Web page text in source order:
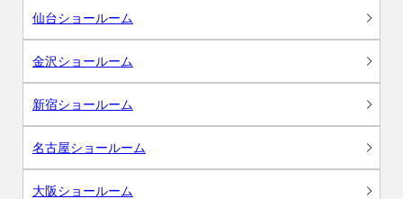
仙台ショールーム
金沢ショールーム
新宿ショールーム
名古屋ショールーム
大阪ショールーム